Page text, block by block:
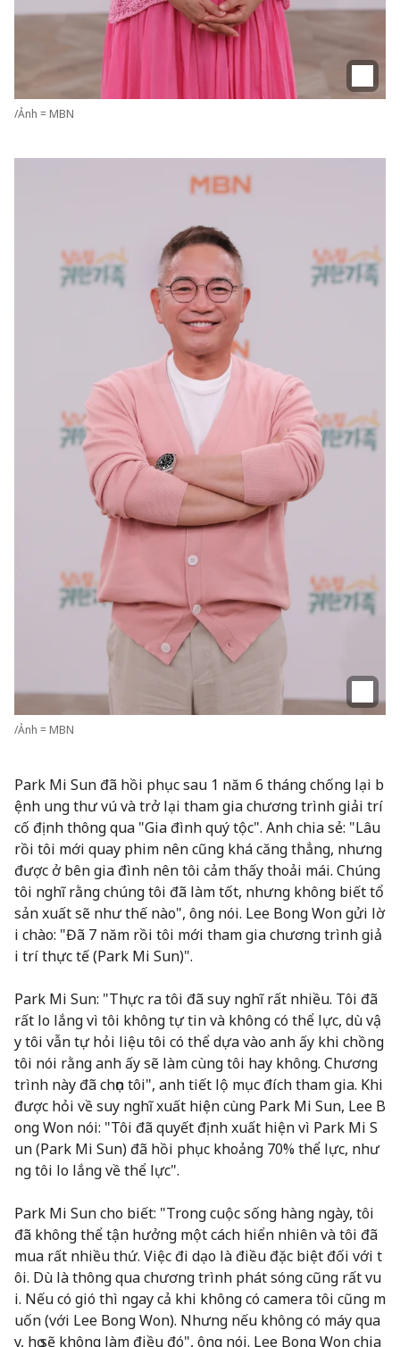
/Ảnh = MBN
/Ảnh = MBN
Park Mi Sun đã hồi phục sau 1 năm 6 tháng chống lại b
ệnh ung thư vú và trở lại tham gia chương trình giải trí
cố định thông qua "Gia đình quý tộc". Anh chia sẻ: "Lâu
rồi tôi mới quay phim nên cũng khá căng thẳng, nhưng
được ở bên gia đình nên tôi cảm thấy thoải mái. Chúng
tôi nghĩ rằng chúng tôi đã làm tốt, nhưng không biết tổ
sản xuất sẽ như thế nào", ông nói. Lee Bong Won gửi lờ
i chào: "Đã 7 năm rồi tôi mới tham gia chương trình giả
i trí thực tế (Park Mi Sun)".
Park Mi Sun: "Thực ra tôi đã suy nghĩ rất nhiều. Tôi đã
rất lo lắng vì tôi không tự tin và không có thể lực, dù vậ
y tôi vẫn tự hỏi liệu tôi có thể dựa vào anh ấy khi chồng
tôi nói rằng anh ấy sẽ làm cùng tôi hay không. Chương
trình này đã chọn tôi", anh tiết lộ mục đích tham gia. Khi
được hỏi về suy nghĩ xuất hiện cùng Park Mi Sun, Lee B
ong Won nói: "Tôi đã quyết định xuất hiện vì Park Mi S
un (Park Mi Sun) đã hồi phục khoảng 70% thể lực, như
ng tôi lo lắng về thể lực".
Park Mi Sun cho biết: "Trong cuộc sống hàng ngày, tôi
đã không thể tận hưởng một cách hiển nhiên và tôi đã
mua rất nhiều thứ. Việc đi dạo là điều đặc biệt đối với t
ôi. Dù là thông qua chương trình phát sóng cũng rất vu
i. Nếu có gió thì ngay cả khi không có camera tôi cũng m
uốn (với Lee Bong Won). Nhưng nếu không có máy qua
y, họ sẽ không làm điều đó", ông nói. Lee Bong Won chia